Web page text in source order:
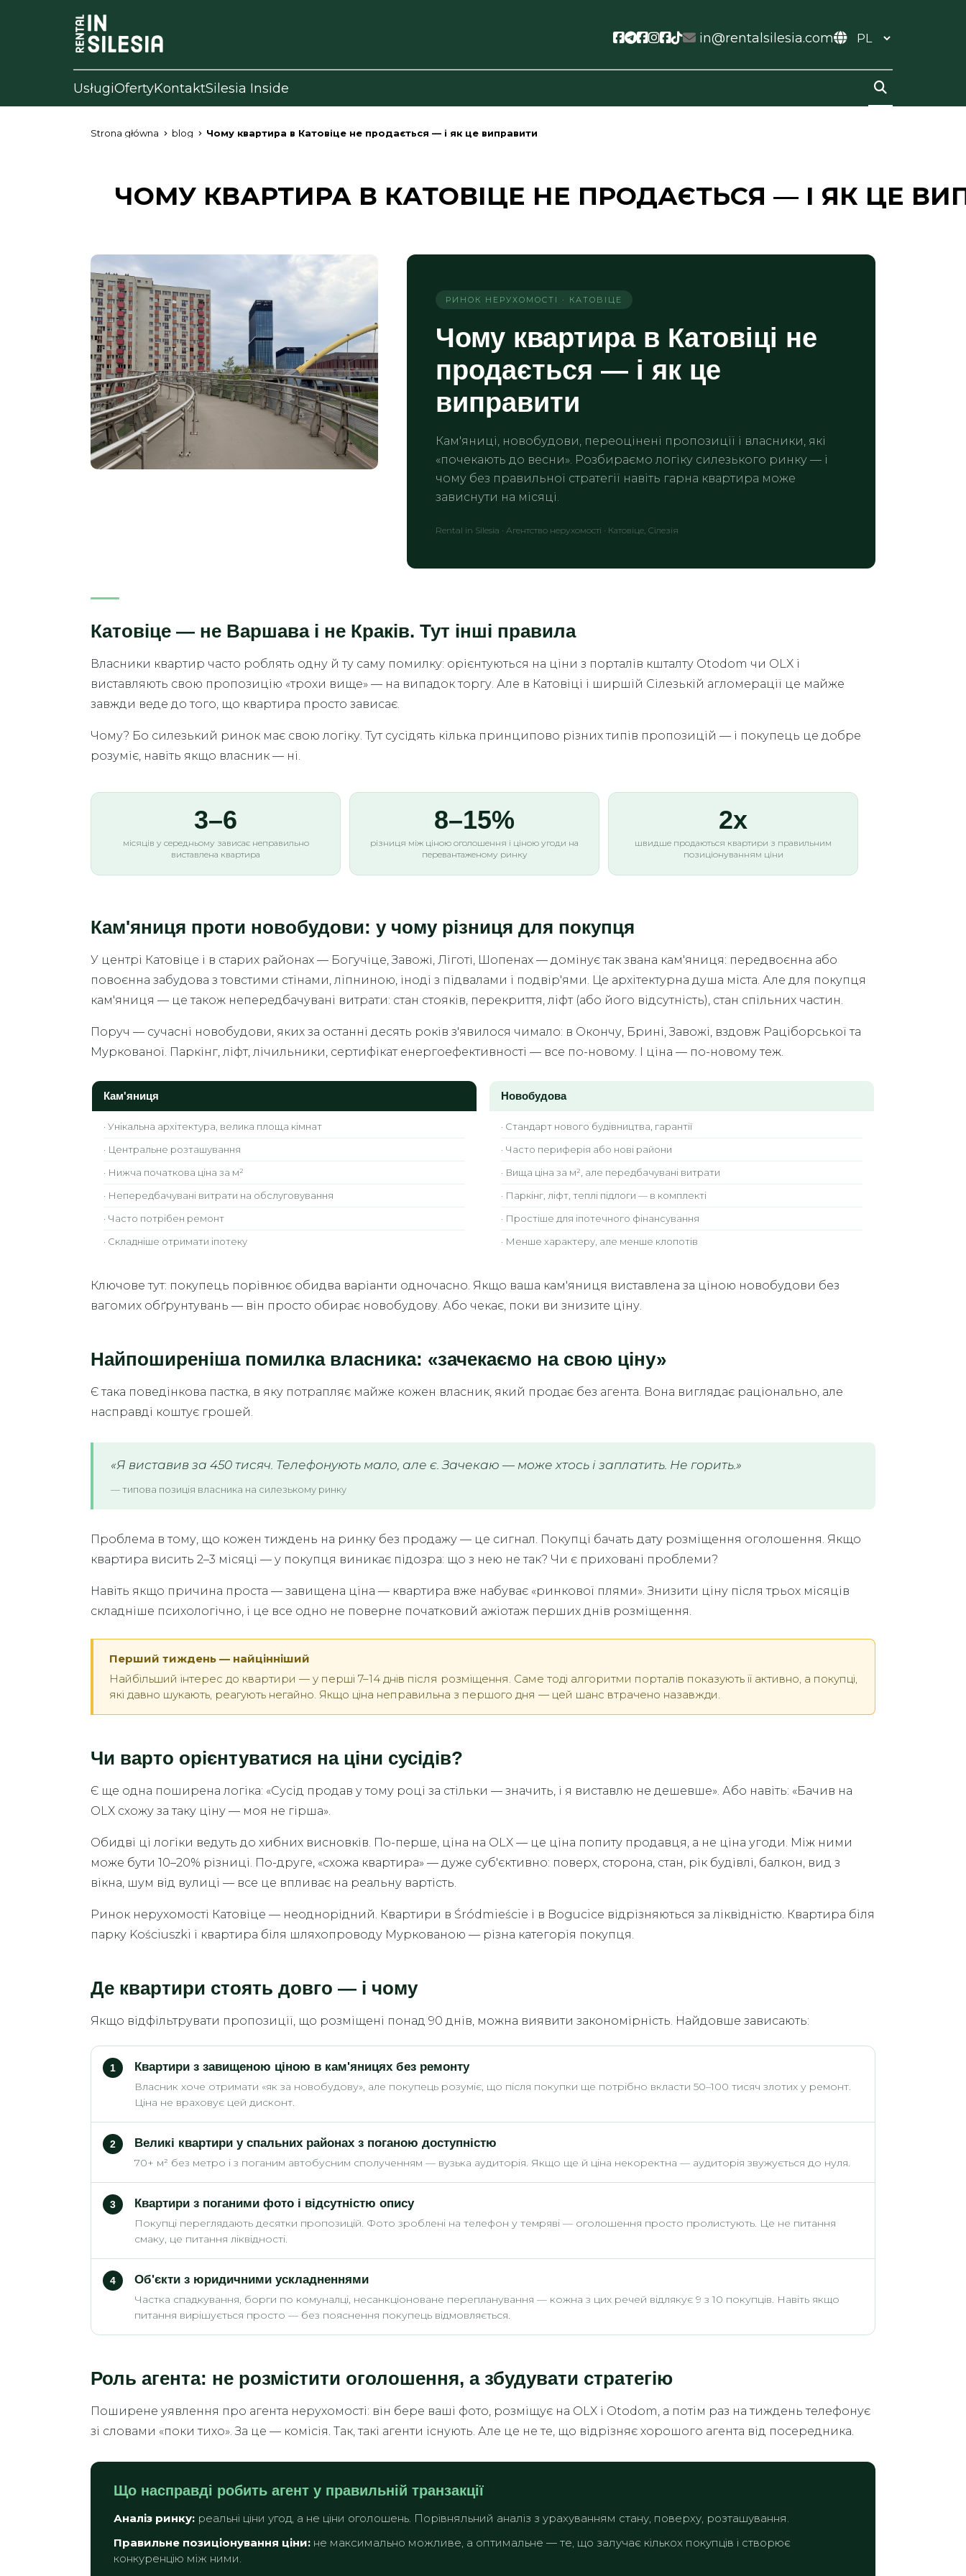
Social link
Social link
Social link
Social link
Social link
Social link
in@rentalsilesia.com
UsługiOfertyKontaktSilesia Inside
Strona główna blog Чому квартира в Катовіце не продається — і як це виправити
ЧОМУ КВАРТИРА В КАТОВІЦЕ НЕ ПРОДАЄТЬСЯ — І ЯК ЦЕ
РИНОК НЕРУХОМОСТІ · КАТОВІЦЕ
Чому квартира в Катовіці не
продається — і як це
виправити
Кам'яниці, новобудови, переоцінені пропозиції і власники, які
«почекають до весни». Розбираємо логіку силезького ринку — і
чому без правильної стратегії навіть гарна квартира може
зависнути на місяці.
Rental in Silesia · Агентство нерухомості · Катовіце, Сілезія
Катовіце — не Варшава і не Краків. Тут інші правила
Власники квартир часто роблять одну й ту саму помилку: орієнтуються на ціни з порталів кшталту Otodom чи OLX і
виставляють свою пропозицію «трохи вище» — на випадок торгу. Але в Катовіці і ширшій Сілезькій агломерації це майже
завжди веде до того, що квартира просто зависає.
Чому? Бо силезький ринок має свою логіку. Тут сусідять кілька принципово різних типів пропозицій — і покупець це добре
розуміє, навіть якщо власник — ні.
3–6
місяців у середньому зависає неправильно
виставлена квартира
8–15%
різниця між ціною оголошення і ціною угоди на
перевантаженому ринку
2x
швидше продаються квартири з правильним
позиціонуванням ціни
Кам'яниця проти новобудови: у чому різниця для покупця
У центрі Катовіце і в старих районах — Богучіце, Завожі, Ліготі, Шопенах — домінує так звана кам'яниця: передвоєнна або
повоєнна забудова з товстими стінами, ліпниною, іноді з підвалами і подвір'ями. Це архітектурна душа міста. Але для покупця
кам'яниця — це також непередбачувані витрати: стан стояків, перекриття, ліфт (або його відсутність), стан спільних частин.
Поруч — сучасні новобудови, яких за останні десять років з'явилося чимало: в Окончу, Брині, Завожі, вздовж Раціборської та
Муркованої. Паркінг, ліфт, лічильники, сертифікат енергоефективності — все по-новому. І ціна — по-новому теж.
Кам'яниця
· Унікальна архітектура, велика площа кімнат
· Центральне розташування
· Нижча початкова ціна за м²
· Непередбачувані витрати на обслуговування
· Часто потрібен ремонт
· Складніше отримати іпотеку
Новобудова
· Стандарт нового будівництва, гарантії
· Часто периферія або нові райони
· Вища ціна за м², але передбачувані витрати
· Паркінг, ліфт, теплі підлоги — в комплекті
· Простіше для іпотечного фінансування
· Менше характеру, але менше клопотів
Ключове тут: покупець порівнює обидва варіанти одночасно. Якщо ваша кам'яниця виставлена за ціною новобудови без
вагомих обґрунтувань — він просто обирає новобудову. Або чекає, поки ви знизите ціну.
Найпоширеніша помилка власника: «зачекаємо на свою ціну»
Є така поведінкова пастка, в яку потрапляє майже кожен власник, який продає без агента. Вона виглядає раціонально, але
насправді коштує грошей.
«Я виставив за 450 тисяч. Телефонують мало, але є. Зачекаю — може хтось і заплатить. Не горить.»
— типова позиція власника на силезькому ринку
Проблема в тому, що кожен тиждень на ринку без продажу — це сигнал. Покупці бачать дату розміщення оголошення. Якщо
квартира висить 2–3 місяці — у покупця виникає підозра: що з нею не так? Чи є приховані проблеми?
Навіть якщо причина проста — завищена ціна — квартира вже набуває «ринкової плями». Знизити ціну після трьох місяців
складніше психологічно, і це все одно не поверне початковий ажіотаж перших днів розміщення.
Перший тиждень — найцінніший
Найбільший інтерес до квартири — у перші 7–14 днів після розміщення. Саме тоді алгоритми порталів показують її активно, а покупці,
які давно шукають, реагують негайно. Якщо ціна неправильна з першого дня — цей шанс втрачено назавжди.
Чи варто орієнтуватися на ціни сусідів?
Є ще одна поширена логіка: «Сусід продав у тому році за стільки — значить, і я виставлю не дешевше». Або навіть: «Бачив на
OLX схожу за таку ціну — моя не гірша».
Обидві ці логіки ведуть до хибних висновків. По-перше, ціна на OLX — це ціна попиту продавця, а не ціна угоди. Між ними
може бути 10–20% різниці. По-друге, «схожа квартира» — дуже суб'єктивно: поверх, сторона, стан, рік будівлі, балкон, вид з
вікна, шум від вулиці — все це впливає на реальну вартість.
Ринок нерухомості Катовіце — неоднорідний. Квартири в Śródmieście і в Bogucice відрізняються за ліквідністю. Квартира біля
парку Kościuszki і квартира біля шляхопроводу Муркованою — різна категорія покупця.
Де квартири стоять довго — і чому
Якщо відфільтрувати пропозиції, що розміщені понад 90 днів, можна виявити закономірність. Найдовше зависають:
1 Квартири з завищеною ціною в кам'яницях без ремонту
Власник хоче отримати «як за новобудову», але покупець розуміє, що після покупки ще потрібно вкласти 50–100 тисяч злотих у ремонт.
Ціна не враховує цей дисконт.
2 Великі квартири у спальних районах з поганою доступністю
70+ м² без метро і з поганим автобусним сполученням — вузька аудиторія. Якщо ще й ціна некоректна — аудиторія звужується до нуля.
3 Квартири з поганими фото і відсутністю опису
Покупці переглядають десятки пропозицій. Фото зроблені на телефон у темряві — оголошення просто пролистують. Це не питання
смаку, це питання ліквідності.
4 Об'єкти з юридичними ускладненнями
Частка спадкування, борги по комуналці, несанкціоноване перепланування — кожна з цих речей відлякує 9 з 10 покупців. Навіть якщо
питання вирішується просто — без пояснення покупець відмовляється.
Роль агента: не розмістити оголошення, а збудувати стратегію
Поширене уявлення про агента нерухомості: він бере ваші фото, розміщує на OLX і Otodom, а потім раз на тиждень телефонує
зі словами «поки тихо». За це — комісія. Так, такі агенти існують. Але це не те, що відрізняє хорошого агента від посередника.
Що насправді робить агент у правильній транзакції
Аналіз ринку: реальні ціни угод, а не ціни оголошень. Порівняльний аналіз з урахуванням стану, поверху, розташування.
Правильне позиціонування ціни: не максимально можливе, а оптимальне — те, що залучає кількох покупців і створює
конкуренцію між ними.